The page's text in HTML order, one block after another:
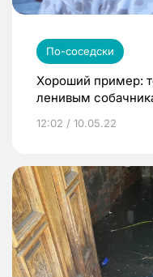
По-соседски
Хороший пример:
ленивым
12:02 / 10.05.22